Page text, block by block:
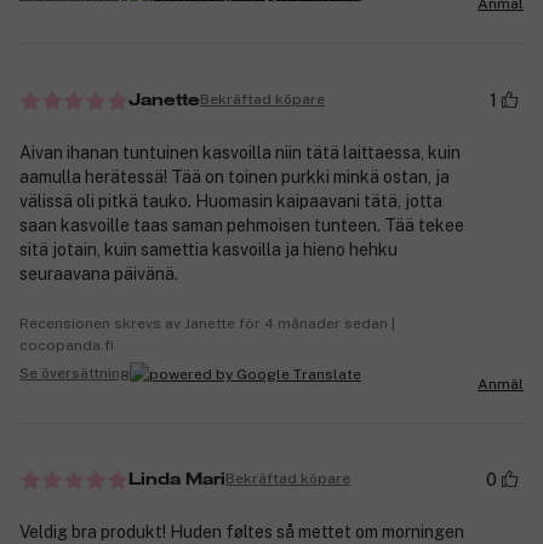
Anmäl
JanetteBekräftad köpare 1
Aivan ihanan tuntuinen kasvoilla niin tätä laittaessa, kuin
aamulla herätessä! Tää on toinen purkki minkä ostan, ja
välissä oli pitkä tauko. Huomasin kaipaavani tätä, jotta
saan kasvoille taas saman pehmoisen tunteen. Tää tekee
sitä jotain, kuin samettia kasvoilla ja hieno hehku
seuraavana päivänä.
Recensionen skrevs av Janette för 4 månader sedan |
cocopanda.fi
Se översättning
Anmäl
Linda MariBekräftad köpare 0
Veldig bra produkt! Huden føltes så mettet om morningen